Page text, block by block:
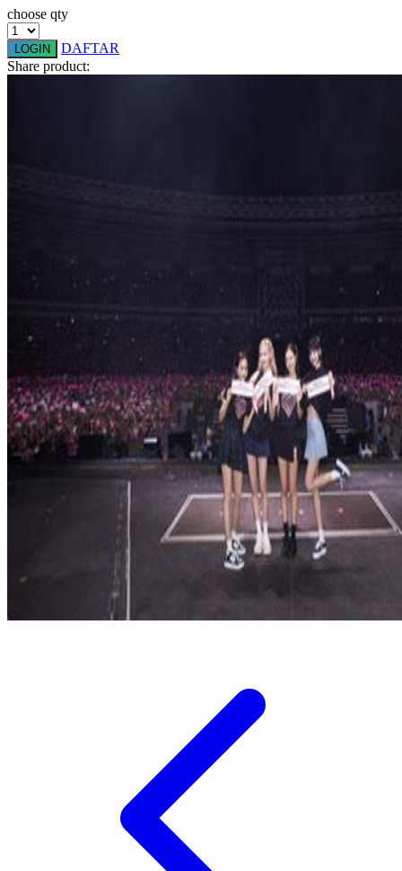
Spectra
Tommee Tippee
Trunki
Tutti Bambini
Twistshake
TY Toys
Waterland
Wellness
choose qty
LOGIN
DAFTAR
Share product: